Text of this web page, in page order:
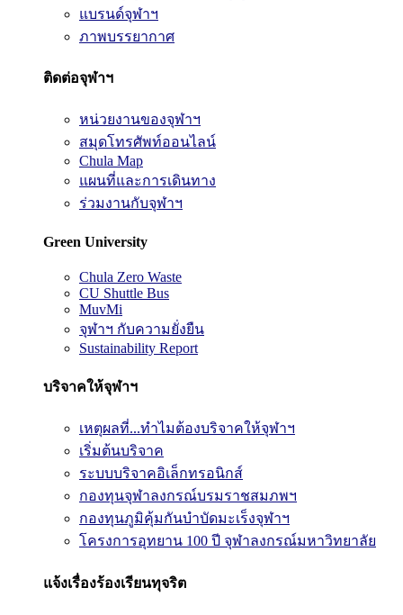
แบรนด์จุฬาฯ
ภาพบรรยากาศ
ติดต่อจุฬาฯ
หน่วยงานของจุฬาฯ
สมุดโทรศัพท์ออนไลน์
Chula Map
แผนที่และการเดินทาง
ร่วมงานกับจุฬาฯ
Green University
Chula Zero Waste
CU Shuttle Bus
MuvMi
จุฬาฯ กับความยั่งยืน
Sustainability Report
บริจาคให้จุฬาฯ
เหตุผลที่...ทำไมต้องบริจาคให้จุฬาฯ
เริ่มต้นบริจาค
ระบบบริจาคอิเล็กทรอนิกส์
กองทุนจุฬาลงกรณ์บรมราชสมภพฯ
กองทุนภูมิคุ้มกันบำบัดมะเร็งจุฬาฯ
โครงการอุทยาน 100 ปี จุฬาลงกรณ์มหาวิทยาลัย
แจ้งเรื่องร้องเรียนทุจริต